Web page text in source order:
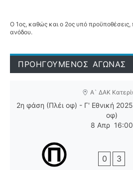
Ο 1ος, καθώς και ο 2ος υπό
ανόδου.
ΠΡΟΗΓΟΥΜΕΝΟΣ ΑΓΩΝΑΣ
Α` ΔΑΚ
2η φάση (Πλέι οφ) - Γ' Εθνική
οφ)
8 Απρ 16:00
0 3